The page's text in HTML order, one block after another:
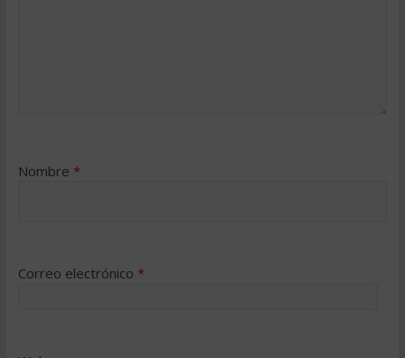
Nombre *
Correo electrónico *